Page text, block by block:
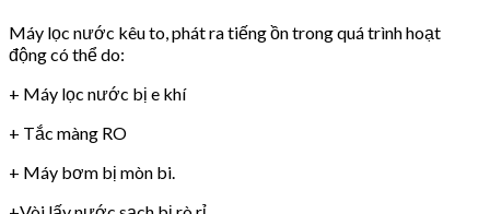
Máy lọc nước kêu to, phát ra tiếng ồn trong quá trình hoạt
động có thể do:
+ Máy lọc nước bị e khí
+ Tắc màng RO
+ Máy bơm bị mòn bi.